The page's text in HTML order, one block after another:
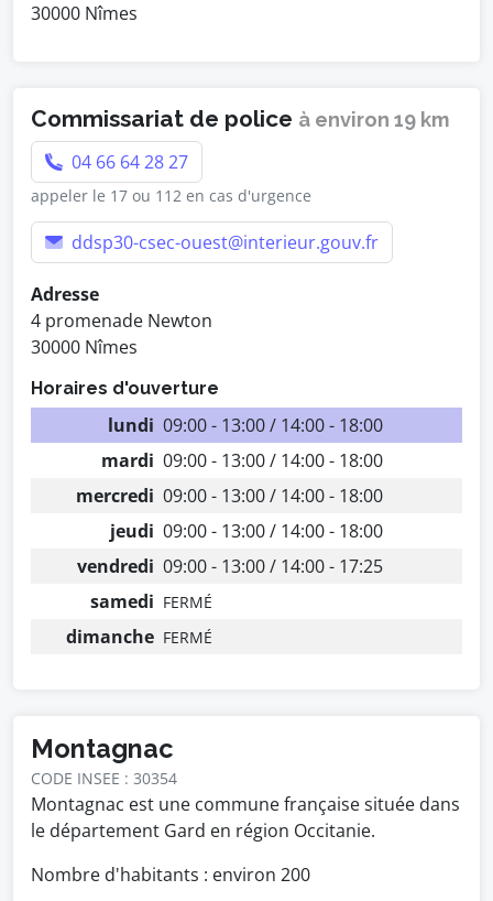
30000 Nîmes
Commissariat de police à environ 19 km
04 66 64 28 27
appeler le 17 ou 112 en cas d'urgence
ddsp30-csec-ouest@interieur.gouv.fr
Adresse
4 promenade Newton
30000 Nîmes
Horaires d'ouverture
lundi 09:00 - 13:00 / 14:00 - 18:00
mardi 09:00 - 13:00 / 14:00 - 18:00
mercredi 09:00 - 13:00 / 14:00 - 18:00
jeudi 09:00 - 13:00 / 14:00 - 18:00
vendredi 09:00 - 13:00 / 14:00 - 17:25
samedi FERMÉ
dimanche FERMÉ
Montagnac
CODE INSEE : 30354
Montagnac est une commune française située dans
le département Gard en région Occitanie.
Nombre d'habitants : environ 200